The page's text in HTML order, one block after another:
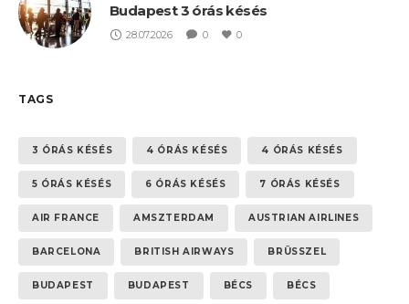
Budapest 3 órás késés
28.07.2026 0 0
TAGS
3 ÓRÁS KÉSÉS 4 ÓRÁS KÉSÉS 4 ÓRÁS KÉSÉS
5 ÓRÁS KÉSÉS 6 ÓRÁS KÉSÉS 7 ÓRÁS KÉSÉS
AIR FRANCE AMSZTERDAM AUSTRIAN AIRLINES
BARCELONA BRITISH AIRWAYS BRÜSSZEL
BUDAPEST BUDAPEST BÉCS BÉCS